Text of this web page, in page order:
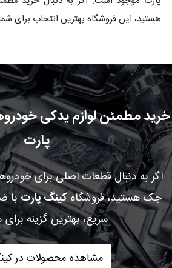
هستید، این فروشگاه بهترین انتخاب برای
خرید مطمئن لوازم یدکی
پارت
اگر به دنبال قطعات اصلی برای
جک هستید، فروشگاهکینگ پارتبا
سریع، بهترین گزینه
مشاهده محصولات در